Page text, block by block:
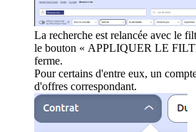
La recherche est relancée avec le
le bouton « APPLIQUER LE
ferme.
Pour certains d'entre eux, un
d'offres correspondant.